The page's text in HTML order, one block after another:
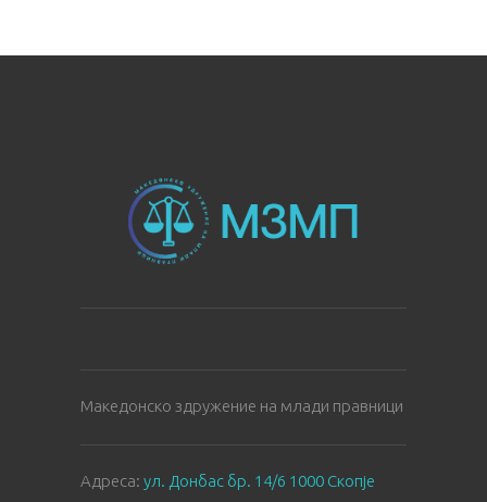
Македонско здружение на млади правници
Aдреса: ул. Донбас бр. 14/6 1000 Скопје